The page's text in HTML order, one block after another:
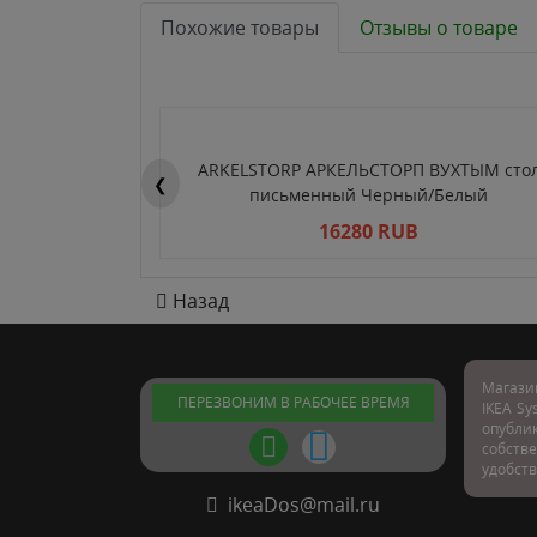
Похожие товары Отзывы о товаре
❮
ARKELSTORP АРКЕЛЬСТОРП ВУХТЫМ
письменный Черный/Белый
16280 RUB
Назад
ПЕРЕЗВОНИМ В РАБОЧЕЕ ВРЕМЯ
ikeaDos@mail.ru
IKEA